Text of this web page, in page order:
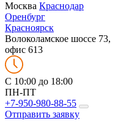
Москва Краснодар
Оренбург
Красноярск
Волоколамское шоссе 73,
офис 613
C 10:00 до 18:00
ПН-ПТ
+7-950-980-88-55
Отправить заявку